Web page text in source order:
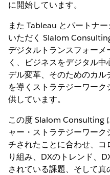
に開始しています。
また Tableau とパートナ
いただく Slalom
デジタルトランスフォー
く、ビジネスをデジタル
デル変革、そのためのカ
を導くストラテジーワー
供しています。
この度 Slalom Consulting
ャー・ストラテジーワー
チされたことに合わせ、
り組み、DXのトレンド、
されている課題、そして